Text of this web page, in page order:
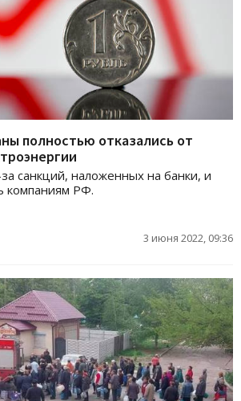
полностью отказались от
санкций, наложенных на банки, и
компаниям РФ.
3 июня 2022, 09:36